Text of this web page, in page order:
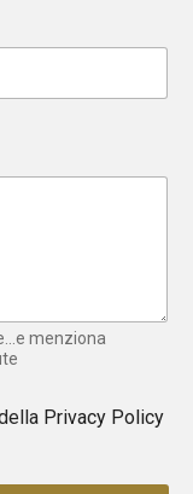
menziona
Privacy Policy